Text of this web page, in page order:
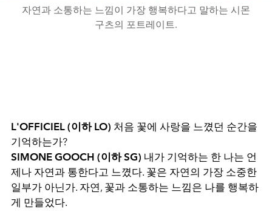
자연과 소통하는 느낌이 가장 행복하다고 말하는 시몬
구츠의 포트레이트.
L'OFFICIEL (이하 LO) 처음 꽃에 사랑을 느꼈던 순간을
기억하는가?
SIMONE GOOCH (이하 SG) 내가 기억하는 한 나는 언
제나 자연과 통한다고 느꼈다. 꽃은 자연의 가장 소중한
일부가 아닌가. 자연, 꽃과 소통하는 느낌은 나를 행복하
게 만들었다.